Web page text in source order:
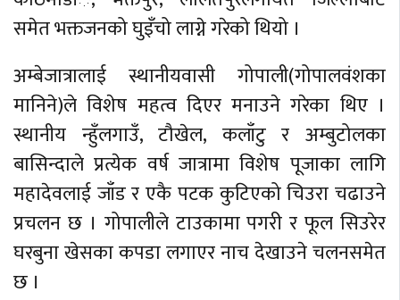
समेत भक्तजनको घुइँचो लाग्ने गरेको थियो ।
अम्बेजात्रालाई स्थानीयवासी गोपाली(गोपालवंशका
मानिने)ले विशेष महत्व दिएर मनाउने गरेका थिए ।
स्थानीय न्हुँलगाउँ, टौखेल, कलाँटु र अम्बुटोलका
बासिन्दाले प्रत्येक वर्ष जात्रामा विशेष पूजाका लागि
महादेवलाई जाँड र एकै पटक कुटिएको चिउरा चढाउने
प्रचलन छ । गोपालीले टाउकामा पगरी र फूल सिउरेर
घरबुना खेसका कपडा लगाएर नाच देखाउने चलनसमेत
छ ।